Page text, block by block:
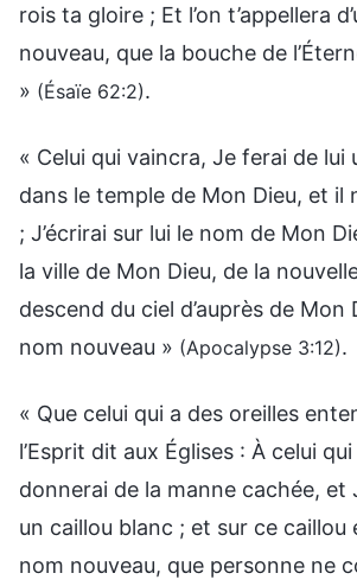
rois ta gloire ; Et l’on t’appellera
nouveau, que la bouche de
» (Ésaïe 62:2).
« Celui qui vaincra, Je ferai de lui
dans le temple de Mon Dieu, et il
; J’écrirai sur lui le nom de Mon
la ville de Mon Dieu, de la
descend du ciel d’auprès de Mon
nom nouveau » (Apocalypse 3:12).
« Que celui qui a des oreilles
l’Esprit dit aux Églises : À celui
donnerai de la manne cachée, et
un caillou blanc ; et sur ce caillou
nom nouveau, que personne ne